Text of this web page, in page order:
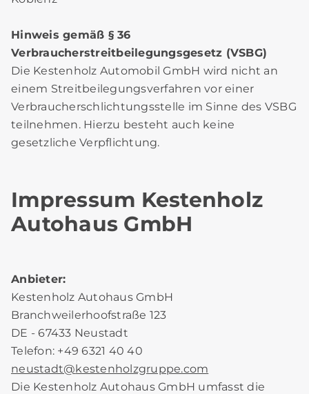
Hinweis gemäß § 36
Verbraucherstreitbeilegungsgesetz (VSBG)
Die Kestenholz Automobil GmbH wird nicht an
einem Streitbeilegungsverfahren vor einer
Verbraucherschlichtungsstelle im Sinne des VSBG
teilnehmen. Hierzu besteht auch keine
gesetzliche Verpflichtung.
Impressum Kestenholz
Autohaus GmbH
Anbieter:
Kestenholz Autohaus GmbH
Branchweilerhoofstraße 123
DE - 67433 Neustadt
Telefon: +49 6321 40 40
neustadt@kestenholzgruppe.com
Die Kestenholz Autohaus GmbH umfasst die